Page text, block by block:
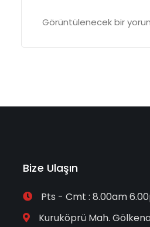
Görüntülenecek bir
Bize Ulaşın
Pts - Cmt : 8.00am
Kuruköprü Mah.